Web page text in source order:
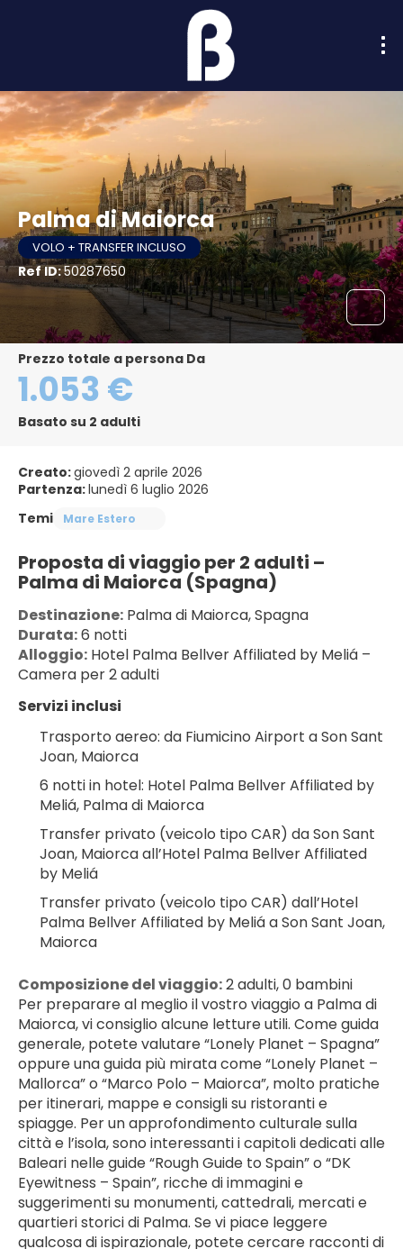
Palma di Maiorca
VOLO + TRANSFER INCLUSO
Ref ID:50287650
Prezzo totale a persona Da
1.053 €
Basato su 2 adulti
Creato:giovedì 2 aprile 2026
Partenza:lunedì 6 luglio 2026
Temi
Mare Estero
Proposta di viaggio per 2 adulti –
Palma di Maiorca (Spagna)
Destinazione: Palma di Maiorca, Spagna
Durata: 6 notti
Alloggio: Hotel Palma Bellver Affiliated by Meliá –
Camera per 2 adulti
Servizi inclusi
Trasporto aereo: da Fiumicino Airport a Son Sant
Joan, Maiorca
6 notti in hotel: Hotel Palma Bellver Affiliated by
Meliá, Palma di Maiorca
Transfer privato (veicolo tipo CAR) da Son Sant
Joan, Maiorca all’Hotel Palma Bellver Affiliated
by Meliá
Transfer privato (veicolo tipo CAR) dall’Hotel
Palma Bellver Affiliated by Meliá a Son Sant Joan,
Maiorca
Composizione del viaggio: 2 adulti, 0 bambini
Per preparare al meglio il vostro viaggio a Palma di
Maiorca, vi consiglio alcune letture utili. Come guida
generale, potete valutare “Lonely Planet – Spagna”
oppure una guida più mirata come “Lonely Planet –
Mallorca” o “Marco Polo – Maiorca”, molto pratiche
per itinerari, mappe e consigli su ristoranti e
spiagge. Per un approfondimento culturale sulla
città e l’isola, sono interessanti i capitoli dedicati alle
Baleari nelle guide “Rough Guide to Spain” o “DK
Eyewitness – Spain”, ricche di immagini e
suggerimenti su monumenti, cattedrali, mercati e
quartieri storici di Palma. Se vi piace leggere
qualcosa di ispirazionale, potete cercare racconti di